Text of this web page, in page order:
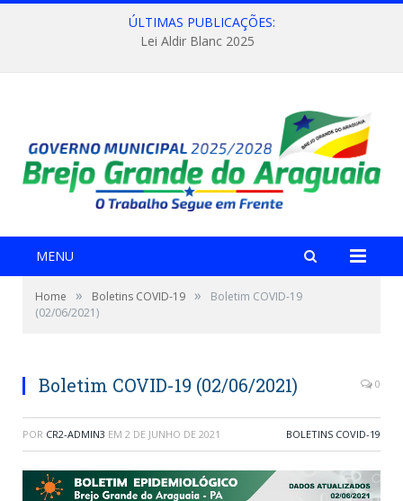
ÚLTIMAS PUBLICAÇÕES:
Lei Aldir Blanc 2025
MENU
Home » Boletins COVID-19 »
Boletim COVID-19
(02/06/2021)
Boletim COVID-19 (02/06/2021) 0
POR CR2-ADMIN3 EM 2 DE JUNHO DE 2021 BOLETINS COVID-19